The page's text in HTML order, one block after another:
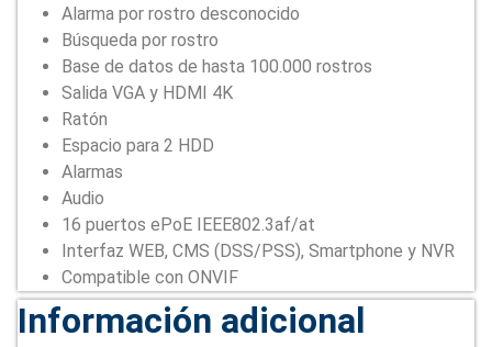
Alarma por rostro desconocido
Búsqueda por rostro
Base de datos de hasta 100.000 rostros
Salida VGA y HDMI 4K
Ratón
Espacio para 2 HDD
Alarmas
Audio
16 puertos ePoE IEEE802.3af/at
Interfaz WEB, CMS (DSS/PSS), Smartphone y NVR
Compatible con ONVIF
Información adicional